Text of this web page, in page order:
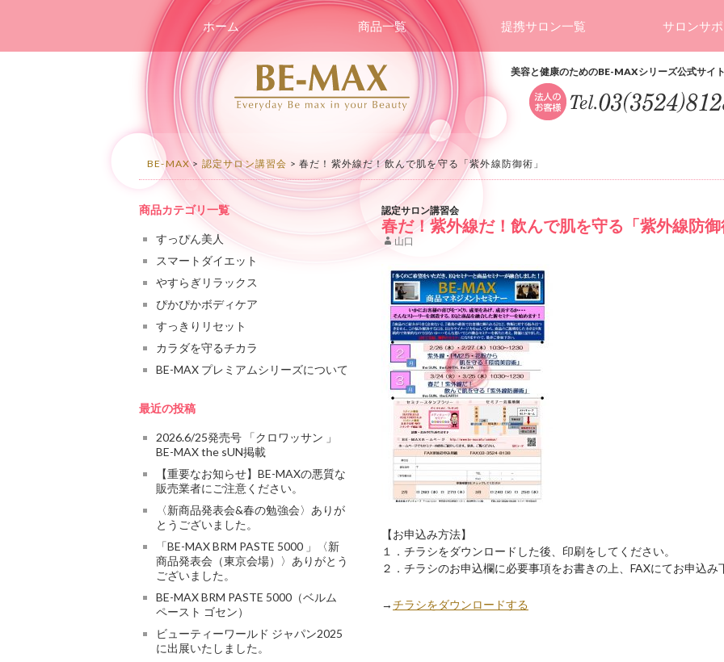
ホーム
商品一覧 提携サロン一覧 サロンサポ
美容と健康のためのBE-MAXシリーズ公式サイ
BE-MAX> 認定サロン講習会 >春だ！紫外線だ！飲んで肌を守る「紫外線防御術」
認定サロン講習会
春だ！紫外線だ！飲んで肌を守る「紫外線防御
山口
【お申込み方法】
１．チラシをダウンロードした後、印刷をしてください。
２．チラシのお申込欄に必要事項をお書きの上、FAXにてお申込み
→チラシをダウンロードする
商品カテゴリ一覧
すっぴん美人
スマートダイエット
やすらぎリラックス
ぴかぴかボディケア
すっきりリセット
カラダを守るチカラ
BE-MAX プレミアムシリーズについて
最近の投稿
2026.6/25発売号 「クロワッサン 」
BE-MAX the sUN掲載
【重要なお知らせ】BE-MAXの悪質な
販売業者にご注意ください。
〈新商品発表会&春の勉強会〉ありが
とうございました。
「BE-MAX BRM PASTE 5000 」〈新
商品発表会（東京会場）〉ありがとう
ございました。
BE-MAX BRM PASTE 5000（ベルム
ペースト ゴセン）
ビューティーワールド ジャパン2025
に出展いたしました。